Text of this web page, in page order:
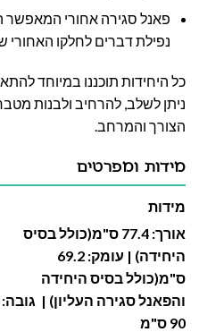
פאנל סגירה אחורי המאפשר
נפילת דברים לחלקו
ניתן לשלב, להרחיב ולבנות
הצורך והמרחב.
מידות ומפרטים
מידות
אורך: 77.4 ס"מ(כולל בסיס
היחידה) | עומק: 69.2
ס"מ(כולל בסיס היחידה
והפאנל סגירה העליון) | גובה:
90 ס"מ